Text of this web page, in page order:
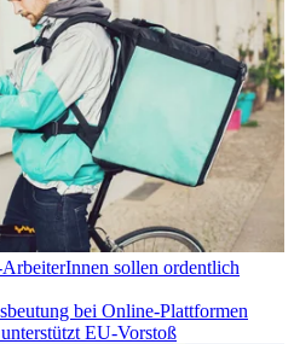
sollen ordentlich
bei Online-Plattformen
EU-Vorstoß